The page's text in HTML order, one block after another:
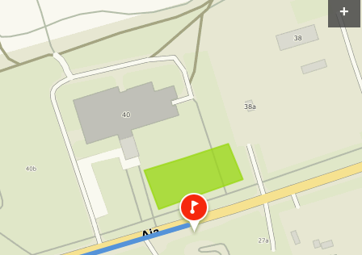
START
FINIŚ
VÕISTLUSKESKUS Race
centre
2889 m2